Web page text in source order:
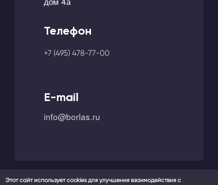
Телефон
+7 (495) 478-77-00
E-mail
info@borlas.ru
Этот сайт использует cookies для улучшения взаимодействия с